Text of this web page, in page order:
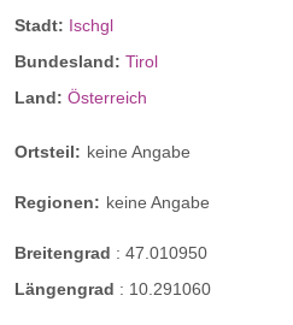
Stadt: Ischgl
Bundesland: Tirol
Land: Österreich
Ortsteil: keine Angabe
Regionen: keine Angabe
Breitengrad : 47.010950
Längengrad : 10.291060